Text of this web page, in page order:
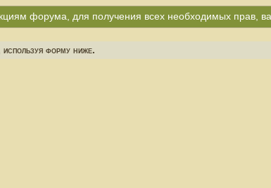
форума, для получения всех необходимых прав,
форму ниже.